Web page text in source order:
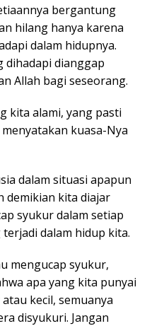
bergantung
hilang hanya karena
dalam hidupnya.
dihadapi dianggap
Allah bagi seseorang.
kita alami, yang pasti
kuasa-Nya
dalam situasi apapun
demikian kita diajar
syukur dalam setiap
dalam hidup kita.
mengucap syukur,
apa yang kita punyai
kecil, semuanya
disyukuri. Jangan